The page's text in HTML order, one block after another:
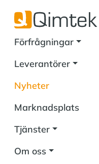
Förfrågningar
Leverantörer
Nyheter
Marknadsplats
Tjänster
Om oss